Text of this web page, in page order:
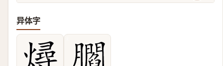
异体字